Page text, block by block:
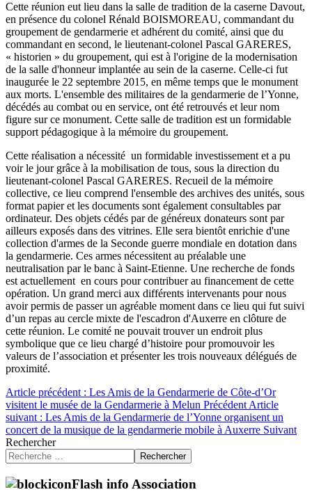
Cette réunion eut lieu dans la salle de tradition de la caserne Davout,
en présence du colonel Rénald BOISMOREAU, commandant du
groupement de gendarmerie et adhérent du comité, ainsi que du
commandant en second, le lieutenant-colonel Pascal GARERES,
« historien » du groupement, qui est à l'origine de la modernisation
de la salle d'honneur implantée au sein de la caserne. Celle-ci fut
inaugurée le 22 septembre 2015, en même temps que le monument
aux morts. L'ensemble des militaires de la gendarmerie de l’Yonne,
décédés au combat ou en service, ont été retrouvés et leur nom
figure sur ce monument. Cette salle de tradition est un formidable
support pédagogique à la mémoire du groupement.
Cette réalisation a nécessité un formidable investissement et a pu
voir le jour grâce à la mobilisation de tous, sous la direction du
lieutenant-colonel Pascal GARERES. Recueil de la mémoire
collective, ce lieu comprend l'ensemble des archives des unités, sous
format papier et les documents sont également consultables par
ordinateur. Des objets cédés par de généreux donateurs sont par
ailleurs exposés dans des vitrines. Elle sera bientôt enrichie d'une
collection d'armes de la Seconde guerre mondiale en dotation dans
la gendarmerie. Ces armes nécessitent au préalable une
neutralisation par le banc à Saint-Etienne. Une recherche de fonds
est actuellement en cours pour contribuer au financement de cette
opération. Un grand merci aux différents intervenants pour nous
avoir permis de passer un agréable moment dans ce lieu qui fut suivi
d’un repas au cercle mixte de l'escadron d'Auxerre en clôture de
cette réunion. Le comité ne pouvait trouver un endroit plus
symbolique que ce lieu chargé d’histoire pour promouvoir les
valeurs de l’association et présenter les trois nouveaux délégués de
proximité.
Article précédent : Les Amis de la Gendarmerie de Côte-d’Or
visitent le musée de la Gendarmerie à Melun Précédent Article
suivant : Les Amis de la Gendarmerie de l’Yonne organisent un
concert de la musique de la gendarmerie mobile à Auxerre Suivant
Rechercher
Rechercher
Flash info Association